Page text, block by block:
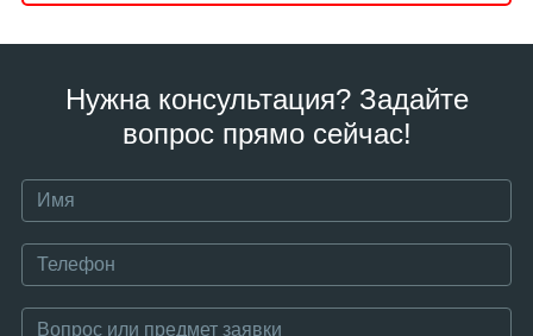
Нужна консультация? Задайте
вопрос прямо сейчас!